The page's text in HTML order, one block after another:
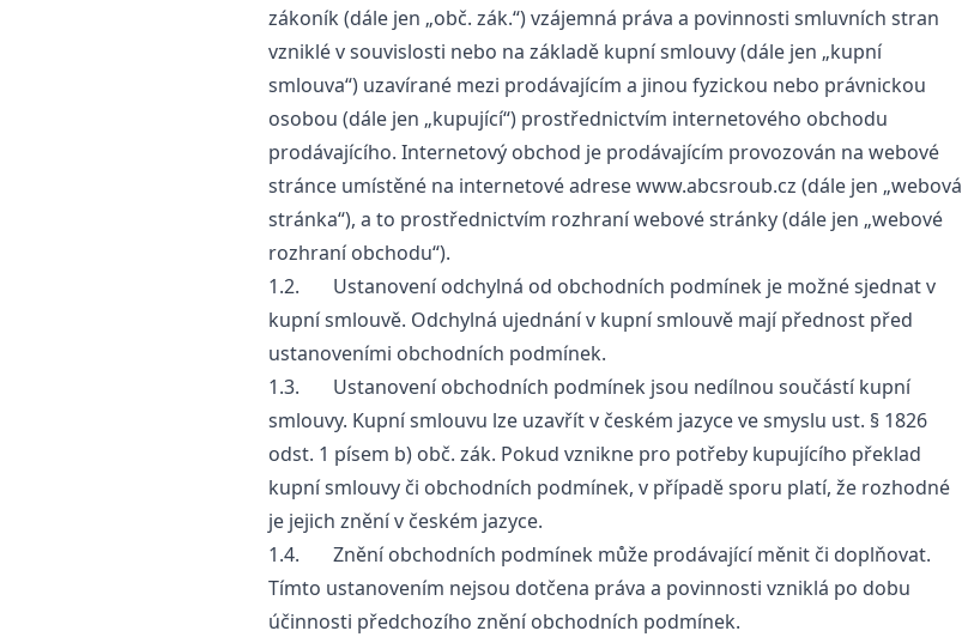
zákoník (dále jen „obč. zák.“) vzájemná práva a povinnosti smluvních stran
vzniklé v souvislosti nebo na základě kupní smlouvy (dále jen „kupní
smlouva“) uzavírané mezi prodávajícím a jinou fyzickou nebo právnickou
osobou (dále jen „kupující“) prostřednictvím internetového obchodu
prodávajícího. Internetový obchod je prodávajícím provozován na webové
stránce umístěné na internetové adrese www.abcsroub.cz (dále jen „webová
stránka“), a to prostřednictvím rozhraní webové stránky (dále jen „webové
rozhraní obchodu“).
1.2. Ustanovení odchylná od obchodních podmínek je možné sjednat v
kupní smlouvě. Odchylná ujednání v kupní smlouvě mají přednost před
ustanoveními obchodních podmínek.
1.3. Ustanovení obchodních podmínek jsou nedílnou součástí kupní
smlouvy. Kupní smlouvu lze uzavřít v českém jazyce ve smyslu ust. § 1826
odst. 1 písem b) obč. zák. Pokud vznikne pro potřeby kupujícího překlad
kupní smlouvy či obchodních podmínek, v případě sporu platí, že rozhodné
je jejich znění v českém jazyce.
1.4. Znění obchodních podmínek může prodávající měnit či doplňovat.
Tímto ustanovením nejsou dotčena práva a povinnosti vzniklá po dobu
účinnosti předchozího znění obchodních podmínek.